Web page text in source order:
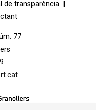
de transparència
77